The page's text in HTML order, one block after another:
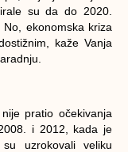
su da do 2020.
ekonomska kriza
kaže Vanja
pratio očekivanja
i 2012, kada je
uzrokovali veliku